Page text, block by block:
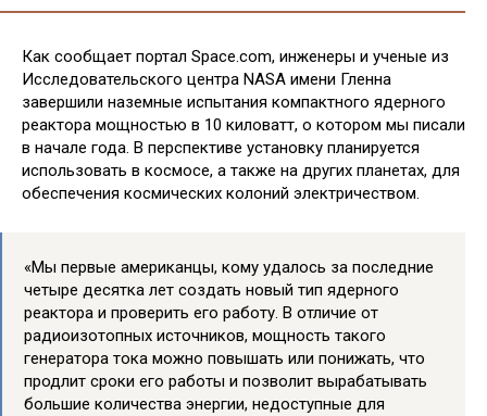
Как сообщает портал Space.com, инженеры и ученые из
Исследовательского центра NASA имени Гленна
завершили наземные испытания компактного ядерного
реактора мощностью в 10 киловатт, о котором мы писали
в начале года. В перспективе установку планируется
использовать в космосе, а также на других планетах, для
обеспечения космических колоний электричеством.
«Мы первые американцы, кому удалось за последние
четыре десятка лет создать новый тип ядерного
реактора и проверить его работу. В отличие от
радиоизотопных источников, мощность такого
генератора тока можно повышать или понижать, что
продлит сроки его работы и позволит вырабатывать
большие количества энергии, недоступные для